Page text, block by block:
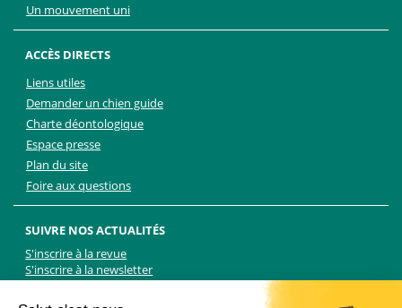
Un mouvement uni
ACCÈS DIRECTS
Liens utiles
Demander un chien guide
Charte déontologique
Espace presse
Plan du site
Foire aux questions
SUIVRE NOS ACTUALITÉS
S'inscrire à la revue
S'inscrire à la newsletter
TikTok